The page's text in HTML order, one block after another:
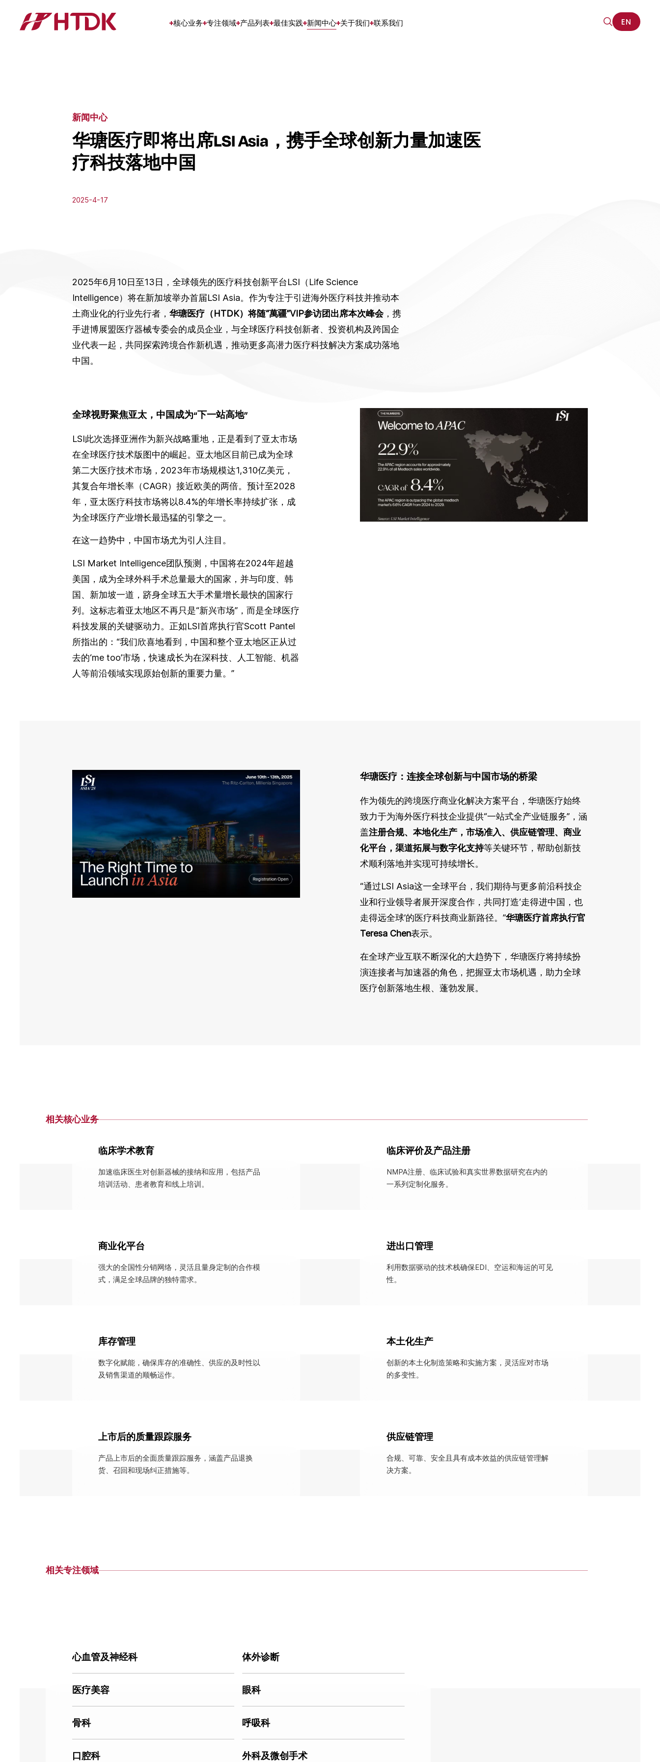
核心业务 专注领域 产品列表 最佳实践 新闻中心 关于我们 联系我们 EN
EN
新闻中心
华瑭医疗即将出席LSI Asia，携手全球创新力量加速医
疗科技落地中国
2025-4-17
2025年6月10日至13日，全球领先的医疗科技创新平台LSI（Life Science
Intelligence）将在新加坡举办首届LSI Asia。作为专注于引进海外医疗科技并推动本
土商业化的行业先行者， 华瑭医疗（HTDK）将随“萬疆”VIP参访团出席本次峰会，携
手进博展盟医疗器械专委会的成员企业，与全球医疗科技创新者、投资机构及跨国企
业代表一起，共同探索跨境合作新机遇，推动更多高潜力医疗科技解决方案成功落地
中国。
全球视野聚焦亚太，中国成为“下一站高地”
LSI此次选择亚洲作为新兴战略重地，正是看到了亚太市场
在全球医疗技术版图中的崛起。亚太地区目前已成为全球
第二大医疗技术市场，2023年市场规模达1,310亿美元，
其复合年增长率（CAGR）接近欧美的两倍。预计至2028
年，亚太医疗科技市场将以8.4%的年增长率持续扩张，成
为全球医疗产业增长最迅猛的引擎之一。
在这一趋势中，中国市场尤为引人注目。
LSI Market Intelligence团队预测，中国将在2024年超越
美国，成为全球外科手术总量最大的国家，并与印度、韩
国、新加坡一道，跻身全球五大手术量增长最快的国家行
列。这标志着亚太地区不再只是“新兴市场”，而是全球医疗
科技发展的关键驱动力。正如LSI首席执行官Scott Pantel
所指出的：“我们欣喜地看到，中国和整个亚太地区正从过
去的‘me too’市场，快速成长为在深科技、人工智能、机器
人等前沿领域实现原始创新的重要力量。”
华瑭医疗：连接全球创新与中国市场的桥梁
作为领先的跨境医疗商业化解决方案平台，华瑭医疗始终
致力于为海外医疗科技企业提供“一站式全产业链服务”，涵
盖注册合规、本地化生产，市场准入、供应链管理、商业
化平台，渠道拓展与数字化支持等关键环节，帮助创新技
术顺利落地并实现可持续增长。
“通过LSI Asia这一全球平台，我们期待与更多前沿科技企
业和行业领导者展开深度合作，共同打造‘走得进中国，也
走得远全球’的医疗科技商业新路径。”华瑭医疗首席执行官
Teresa Chen表示。
在全球产业互联不断深化的大趋势下，华瑭医疗将持续扮
演连接者与加速器的角色，把握亚太市场机遇，助力全球
医疗创新落地生根、蓬勃发展。
相关核心业务
临床学术教育
加速临床医生对创新器械的接纳和应用，包括产品
培训活动、患者教育和线上培训。
临床评价及产品注册
NMPA注册、临床试验和真实世界数据研究在内的
一系列定制化服务。
商业化平台
强大的全国性分销网络，灵活且量身定制的合作模
式，满足全球品牌的独特需求。
进出口管理
利用数据驱动的技术栈确保EDI、空运和海运的可见
性。
库存管理
数字化赋能，确保库存的准确性、供应的及时性以
及销售渠道的顺畅运作。
本土化生产
创新的本土化制造策略和实施方案，灵活应对市场
的多变性。
上市后的质量跟踪服务
产品上市后的全面质量跟踪服务，涵盖产品退换
货、召回和现场纠正措施等。
供应链管理
合规、可靠、安全且具有成本效益的供应链管理解
决方案。
相关专注领域
心血管及神经科 体外诊断
医疗美容 眼科
骨科 呼吸科
口腔科 外科及微创手术